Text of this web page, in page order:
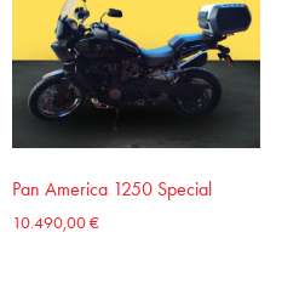
Pan America 1250 Special
10.490,00€